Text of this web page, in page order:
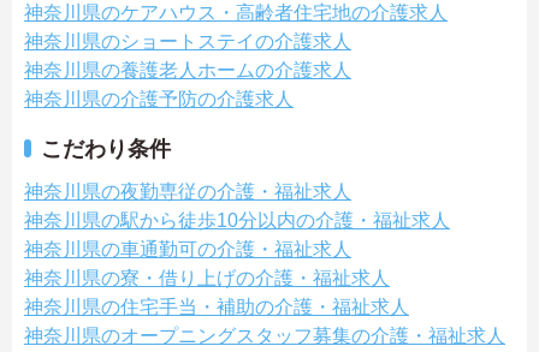
神奈川県のケアハウス・高齢者住宅地の介護求人
神奈川県のショートステイの介護求人
神奈川県の養護老人ホームの介護求人
神奈川県の介護予防の介護求人
こだわり条件
神奈川県の夜勤専従の介護・福祉求人
神奈川県の駅から徒歩10分以内の介護・福祉求人
神奈川県の車通勤可の介護・福祉求人
神奈川県の寮・借り上げの介護・福祉求人
神奈川県の住宅手当・補助の介護・福祉求人
神奈川県のオープニングスタッフ募集の介護・福祉求人